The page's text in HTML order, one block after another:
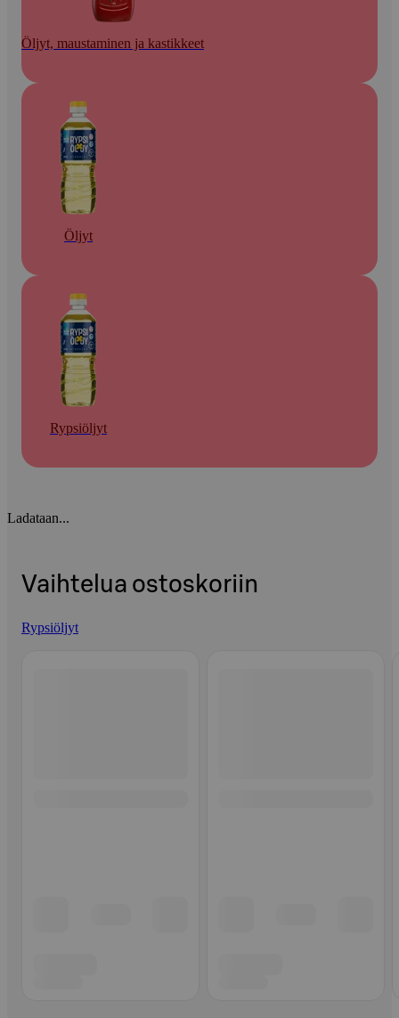
Öljyt, maustaminen ja kastikkeet
Öljyt
Rypsiöljyt
Ladataan...
Vaihtelua ostoskoriin
Rypsiöljyt